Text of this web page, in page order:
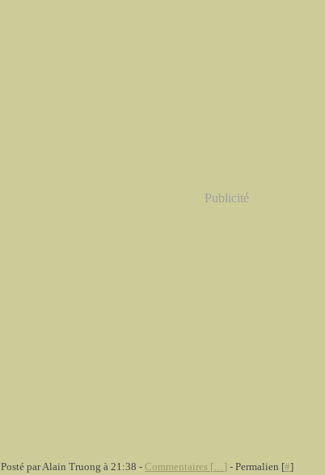
Publicité
Posté par Alain Truong à 21:38 - Commentaires [… ] - Permalien [#]